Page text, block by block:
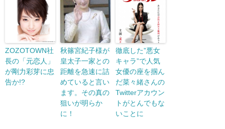
ZOZOTOWN社
長の「元恋人」
が剛力彩芽に忠
告か!?
秋篠宮紀子様が
皇太子一家との
距離を急速に詰
めていると言い
ます。その真の
狙いが明らか
に！
徹底した”悪女
キャラ”で人気
女優の座を掴ん
だ菜々緒さんの
Twitterアカウン
トがとんでもな
いことに